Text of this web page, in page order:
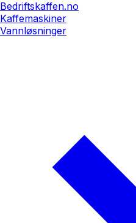
Bedriftskaffen.no
Kaffemaskiner
Vannløsninger